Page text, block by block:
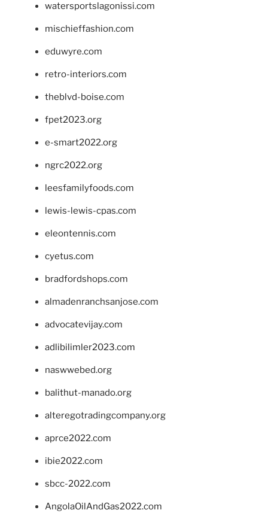
watersportslagonissi.com
mischieffashion.com
eduwyre.com
retro-interiors.com
theblvd-boise.com
fpet2023.org
e-smart2022.org
ngrc2022.org
leesfamilyfoods.com
lewis-lewis-cpas.com
eleontennis.com
cyetus.com
bradfordshops.com
almadenranchsanjose.com
advocatevijay.com
adlibilimler2023.com
naswwebed.org
balithut-manado.org
alteregotradingcompany.org
aprce2022.com
ibie2022.com
sbcc-2022.com
AngolaOilAndGas2022.com